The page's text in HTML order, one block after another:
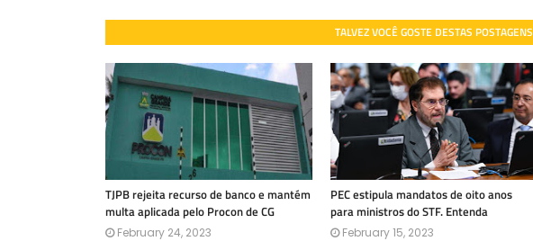
TALVEZ VOCÊ GOSTE DESTAS POSTAGENS
TJPB rejeita recurso de banco e mantém
multa aplicada pelo Procon de CG
February 24, 2023
PEC estipula mandatos de oito anos
para ministros do STF. Entenda
February 15, 2023